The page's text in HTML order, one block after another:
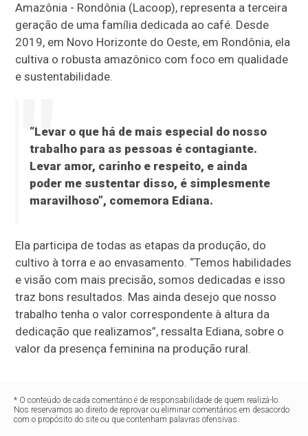
Amazônia - Rondônia (Lacoop), representa a terceira
geração de uma família dedicada ao café. Desde
2019, em Novo Horizonte do Oeste, em Rondônia, ela
cultiva o robusta amazônico com foco em qualidade
e sustentabilidade.
“Levar o que há de mais especial do nosso
trabalho para as pessoas é contagiante.
Levar amor, carinho e respeito, e ainda
poder me sustentar disso, é simplesmente
maravilhoso”, comemora Ediana.
Ela participa de todas as etapas da produção, do
cultivo à torra e ao envasamento. “Temos habilidades
e visão com mais precisão, somos dedicadas e isso
traz bons resultados. Mas ainda desejo que nosso
trabalho tenha o valor correspondente à altura da
dedicação que realizamos”, ressalta Ediana, sobre o
valor da presença feminina na produção rural.
* O conteúdo de cada comentário é de responsabilidade de quem realizá-lo.
Nos reservamos ao direito de reprovar ou eliminar comentários em desacordo
com o propósito do site ou que contenham palavras ofensivas.